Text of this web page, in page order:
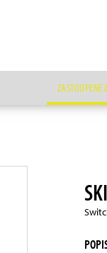
ZASTOUPENÉ